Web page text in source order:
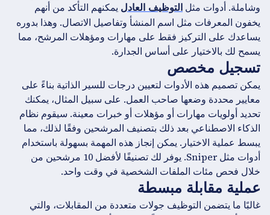
وشاملة. أدوات مثلالتوظيف العادليمكنهم التأكد من أنهم
يخفون المعرفات مثل اسم المنشأ وتفاصيل الاتصال. وهذا بدوره
يساعدك على التركيز فقط على مهارات ومؤهلات المرشح، مما
يسمح لك بالاختيار على أساس الجدارة.
تسجيل مخصص
يمكن تصميم هذه الأدوات لتعيين درجات للسير الذاتية بناءً على
معايير محددة وضعها صاحب العمل. على سبيل المثال، يمكنك
تحديد أولويات مهارات أو مؤهلات أو خبرات معينة. سيقوم نظام
الذكاء الاصطناعي بعد ذلك بتصنيف المرشحين وفقًا لذلك، مما
يبسط عملية الاختيار. يمكن إنجاز هذه المهمة بسهولة باستخدام
أدوات مثل Sniper. يوفر لك تصنيفًا لأفضل 10 مرشحين من
خلال فحص مئات الملفات الشخصية في وقت واحد.
عملية مقابلة مبسطة
غالبًا ما يتضمن التوظيف جولات متعددة من المقابلات، والتي